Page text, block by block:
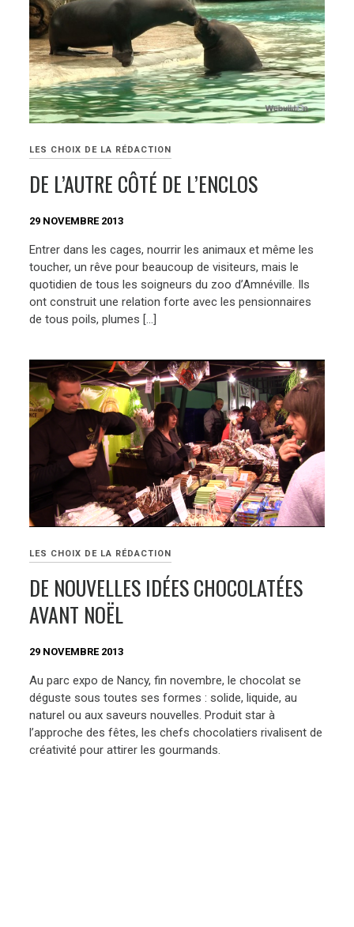
LES CHOIX DE LA RÉDACTION
DE L’AUTRE CÔTÉ DE L’ENCLOS
29 NOVEMBRE 2013
Entrer dans les cages, nourrir les animaux et même les
toucher, un rêve pour beaucoup de visiteurs, mais le
quotidien de tous les soigneurs du zoo d’Amnéville. Ils
ont construit une relation forte avec les pensionnaires
de tous poils, plumes […]
LES CHOIX DE LA RÉDACTION
DE NOUVELLES IDÉES CHOCOLATÉES
AVANT NOËL
29 NOVEMBRE 2013
Au parc expo de Nancy, fin novembre, le chocolat se
déguste sous toutes ses formes : solide, liquide, au
naturel ou aux saveurs nouvelles. Produit star à
l’approche des fêtes, les chefs chocolatiers rivalisent de
créativité pour attirer les gourmands.